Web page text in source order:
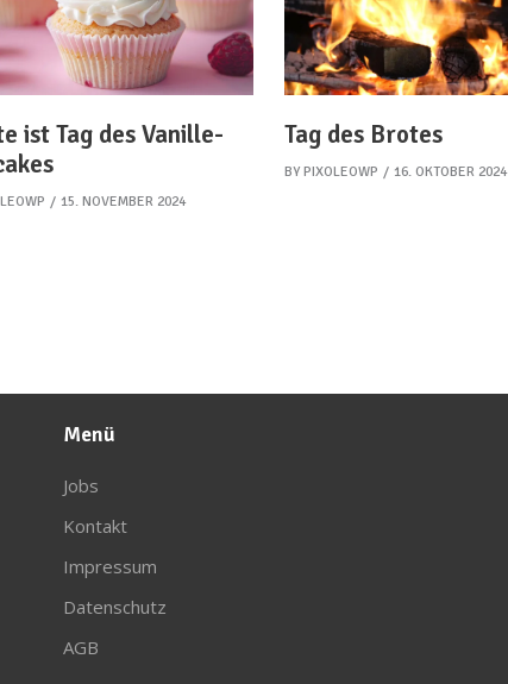
ist Tag des Vanille-
15. NOVEMBER 2024
Tag des Brotes
BY PIXOLEOWP 16. OKTOBER 2024
Menü
Jobs
Kontakt
Impressum
Datenschutz
AGB